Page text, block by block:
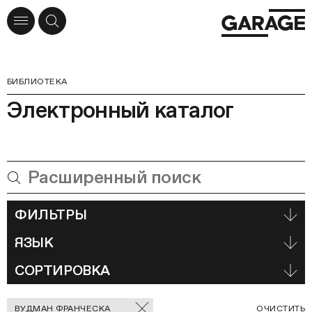
БИБЛИОТЕКА
Электронный каталог
ФИЛЬТРЫ
ЯЗЫК
СОРТИРОВКА
Отмеченные
ВУДМАН ФРАНЧЕСКА ОЧИСТИТЬ